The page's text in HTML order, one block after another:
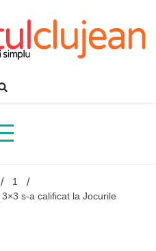
1
s-a calificat la Jocurile